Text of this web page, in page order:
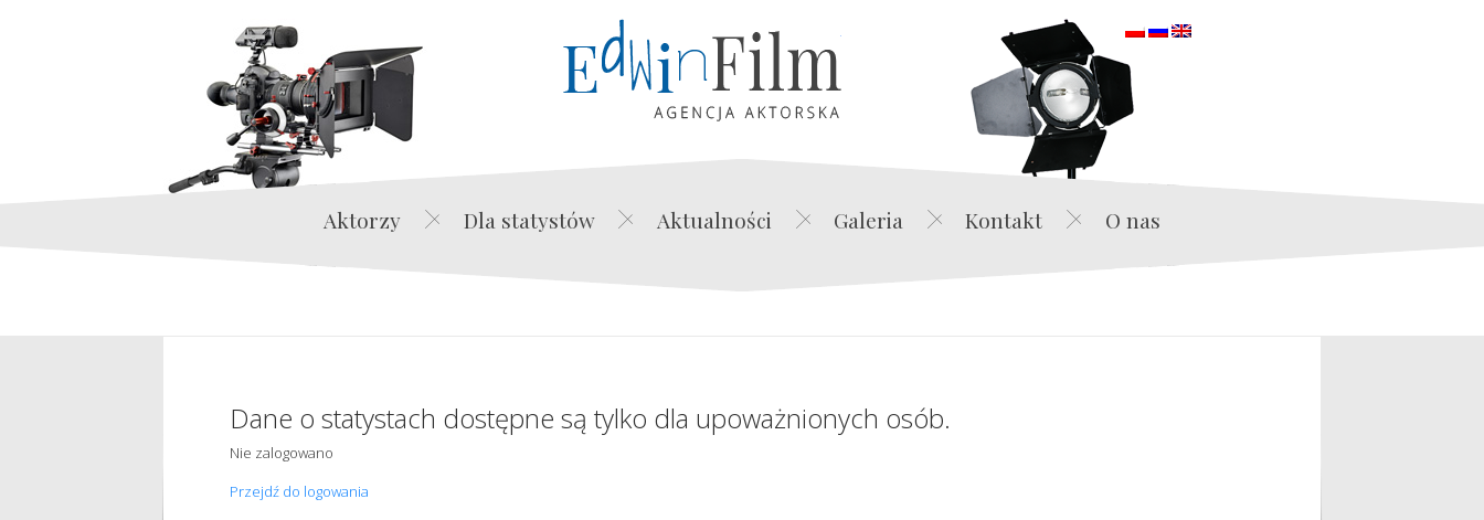
Edwin Film Agencja Aktorska
Aktorzy Dla statystów Aktualności Galeria Kontakt O nas
Dane o statystach dostępne są tylko dla upoważnionych osób.
Nie zalogowano
Przejdź do logowania